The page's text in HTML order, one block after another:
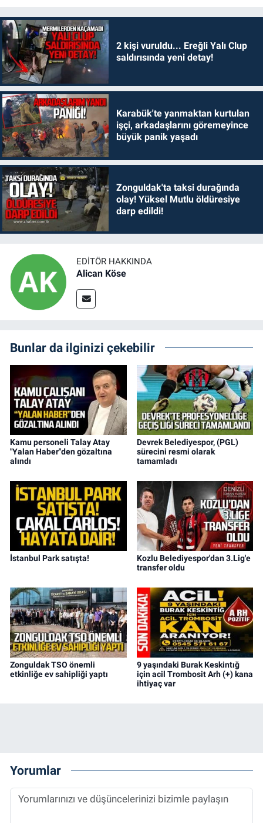
2 kişi vuruldu... Ereğli Yalı Clup
saldırısında yeni detay!
Karabük'te yanmaktan kurtulan
işçi, arkadaşlarını göremeyince
büyük panik yaşadı
Zonguldak'ta taksi durağında
olay! Yüksel Mutlu öldüresiye
darp edildi!
EDITÖR HAKKINDA
Alican Köse
Bunlar da ilginizi çekebilir
Kamu personeli Talay Atay
"Yalan Haber"den gözaltına
alındı
Devrek Belediyespor, (PGL)
sürecini resmi olarak
tamamladı
İstanbul Park satışta!
Kozlu Belediyespor'dan 3.Lig'e
transfer oldu
Zonguldak TSO önemli
etkinliğe ev sahipliği yaptı
9 yaşındaki Burak Keskintığ
için acil Trombosit Arh (+) kana
ihtiyaç var
Yorumlar